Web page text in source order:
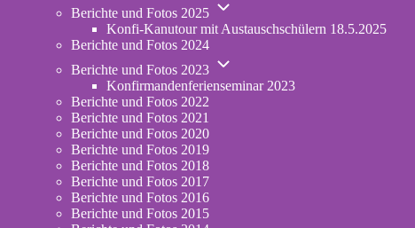
Berichte und Fotos 2025
Unternavigation
Berichte
Fotos
2025
Konfi-Kanutour mit Austauschschülern 18.5.2025
Berichte und Fotos 2024
Berichte und Fotos 2023
Unternavigation
Berichte
Konfirmandenferienseminar 2023
Berichte und Fotos 2022
Berichte und Fotos 2021
Berichte und Fotos 2020
Berichte und Fotos 2019
Berichte und Fotos 2018
Berichte und Fotos 2017
Berichte und Fotos 2016
Berichte und Fotos 2015